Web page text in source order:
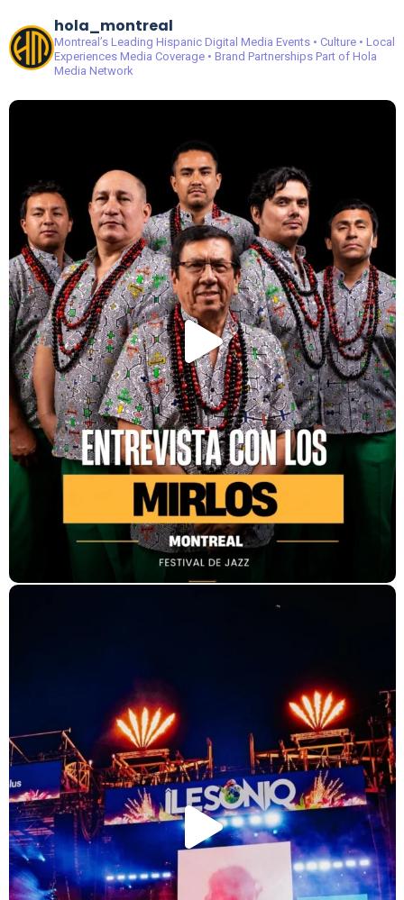
hola_montreal
Montreal’s Leading Hispanic Digital Media Events • Culture • Local
ExperiencesMedia Coverage • Brand PartnershipsPart of Hola
Media Network